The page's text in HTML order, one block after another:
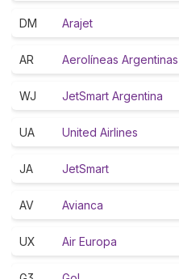
DM Arajet
AR Aerolíneas Argentinas
WJ JetSmart Argentina
UA United Airlines
JA JetSmart
AV Avianca
UX Air Europa